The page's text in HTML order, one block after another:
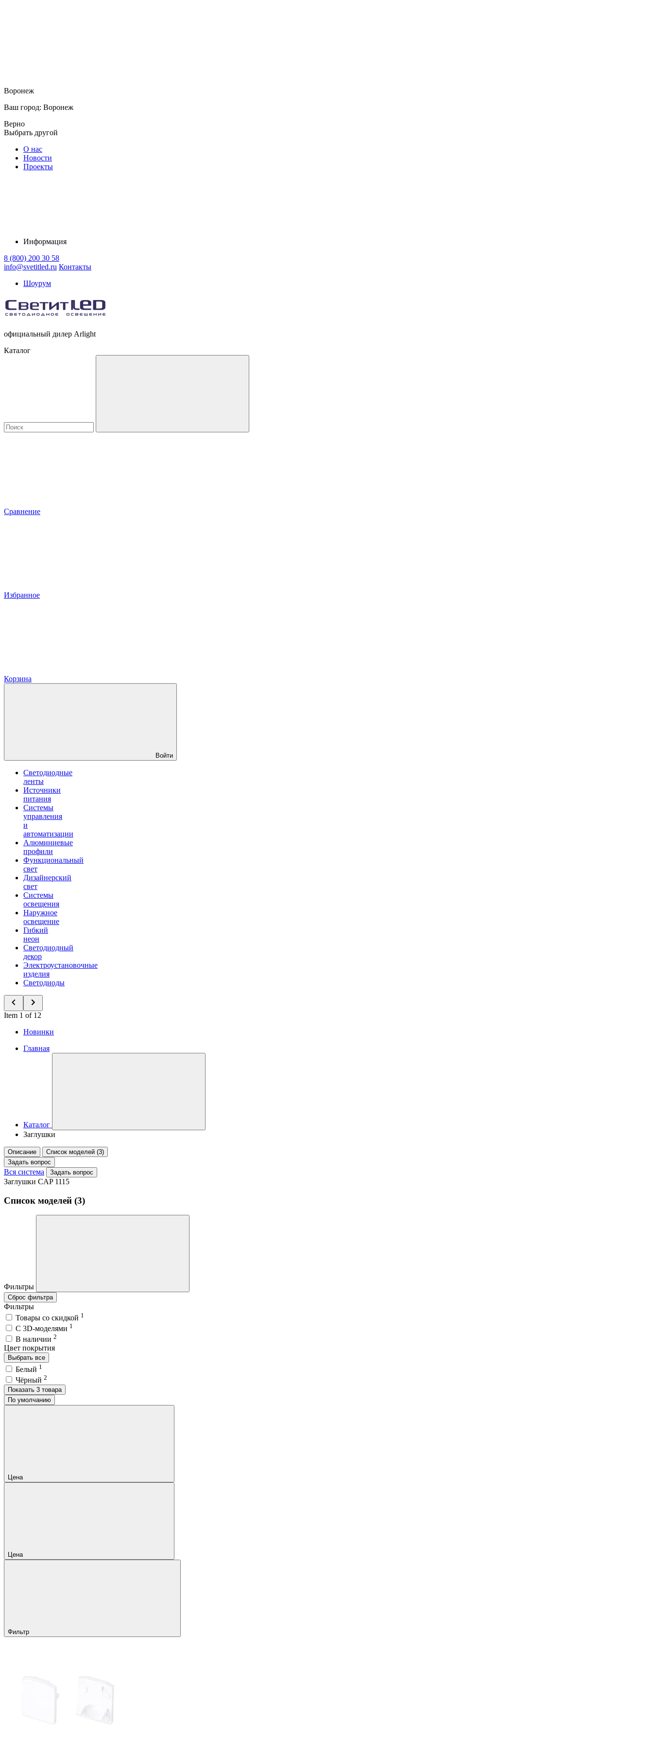
Воронеж
Ваш город: Воронеж
Верно
Выбрать другой
О нас
Новости
Проекты
Информация
8 (800) 200 30 58
info@svetitled.ru Контакты
Шоурум
официальный дилер Arlight
Каталог
Сравнение
Избранное
Корзина
Войти
Светодиодные
ленты
Источники
питания
Системы
управления
и
автоматизации
Алюминиевые
профили
Функциональный
свет
Дизайнерский
свет
Системы
освещения
Наружное
освещение
Гибкий
неон
Светодиодный
декор
Электроустановочные
изделия
Светодиоды
Item 1 of 12
Новинки
Главная
Каталог
Заглушки
Описание
Список моделей (3)
Задать вопрос
Вся система Задать вопрос
Заглушки CAP 1115
Список моделей (3)
Фильтры
Сброс фильтра
Фильтры
Товары со скидкой 1
C 3D-моделями 1
В наличии 2
Цвет покрытия
Выбрать все
Белый 1
Чёрный 2
Показать 3 товара
По умолчанию
Цена
Цена
Фильтр